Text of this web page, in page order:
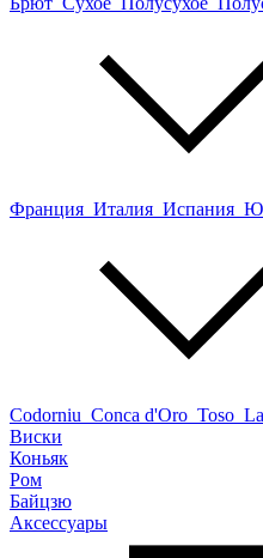
Франция Италия Испания
Codorniu Conca d'Oro Toso
Виски
Коньяк
Ром
Байцзю
Аксессуары